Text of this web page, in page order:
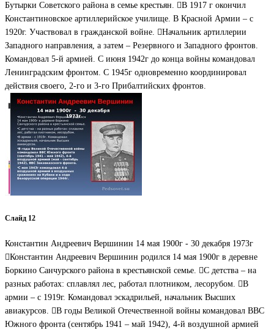
Бутырки Советского района в семье крестьян. В 1917 г окончил
Константиновское артиллерийское училище. В Красной Армии – с
1920г. Участвовал в гражданской войне. Начальник артиллерии
Западного направления, а затем – Резервного и Западного фронтов.
Командовал 5-й армией. С июня 1942г до конца войны командовал
Ленинградским фронтом. С 1945г одновременно координировал
действия своего, 2-го и 3-го Прибалтийских фронтов.
Слайд 12
Константин Андреевич Вершинин 14 мая 1900г - 30 декабря 1973г
Константин Андреевич Вершинин родился 14 мая 1900г в деревне
Боркино Санчурского района в крестьянской семье. С детства – на
разных работах: сплавлял лес, работал плотником, лесорубом. В
армии – с 1919г. Командовал эскадрильей, начальник Высших
авиакурсов. В годы Великой Отечественной войны командовал ВВС
Южного фронта (сентябрь 1941 – май 1942), 4-й воздушной армией